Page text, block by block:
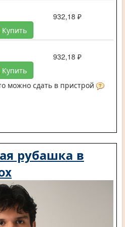
932,18 ₽
Купить
932,18 ₽
Купить
можно сдать в пристрой
рубашка в